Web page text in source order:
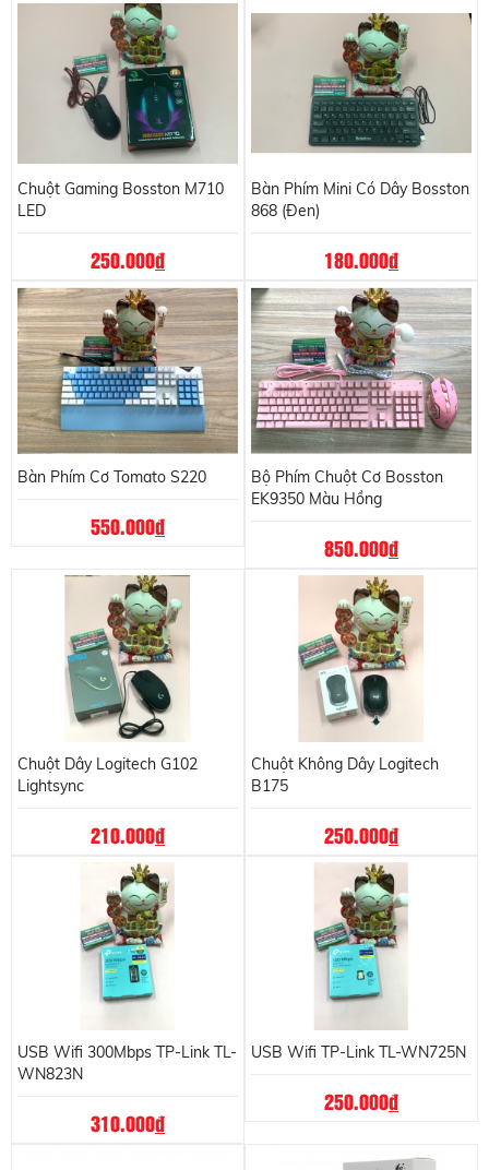
Chuột Gaming Bosston M710
LED
250.000đ
Bàn Phím Mini Có Dây Bosston
868 (Đen)
180.000đ
Bàn Phím Cơ Tomato S220
550.000đ
Bộ Phím Chuột Cơ Bosston
EK9350 Màu Hồng
850.000đ
Chuột Dây Logitech G102
Lightsync
210.000đ
Chuột Không Dây Logitech
B175
250.000đ
USB Wifi 300Mbps TP-Link TL-
WN823N
310.000đ
USB Wifi TP-Link TL-WN725N
250.000đ